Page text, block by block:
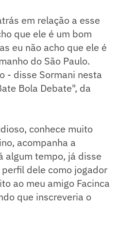
em relação a esse
que ele é um bom
eu não acho que ele é
do São Paulo.
- disse Sormani nesta
Bola Debate", da
conhece muito
acompanha a
algum tempo, já disse
dele como jogador
ao meu amigo Facinca
que inscreveria o